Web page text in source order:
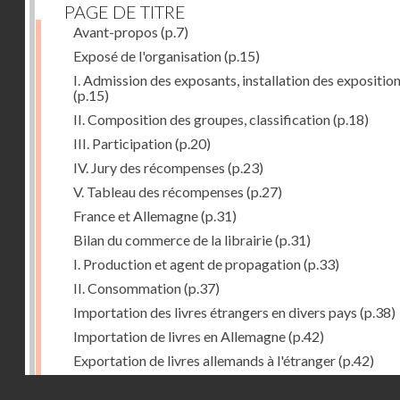
PAGE DE TITRE
Avant-propos (p.7)
Exposé de l'organisation(p.15)
I. Admission des exposants, installation des
(p.15)
II. Composition des groupes, classification(p.18)
III. Participation(p.20)
IV. Jury des récompenses (p.23)
V. Tableau des récompenses (p.27)
France et Allemagne(p.31)
Bilan du commerce de la librairie(p.31)
I. Production et agent de propagation(p.33)
II. Consommation(p.37)
Importation des livres étrangers en divers pays (p.38)
Importation de livres en Allemagne(p.42)
Exportation de livres allemands à l'étranger(p.42)